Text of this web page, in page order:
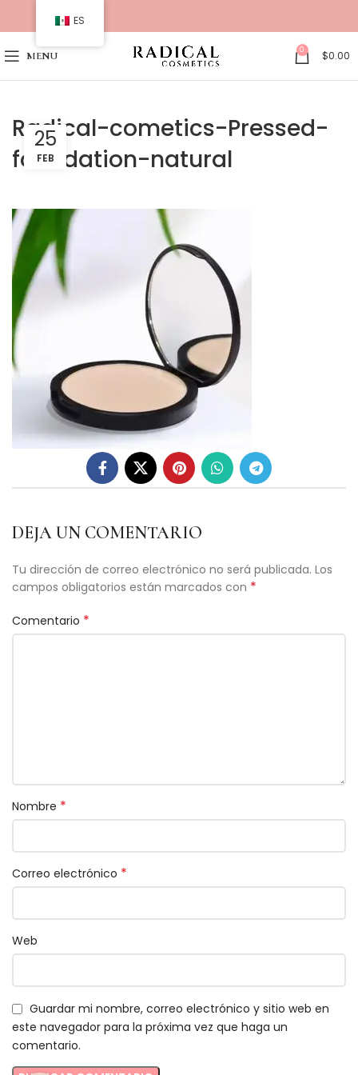
MENU 0 $0.00
Radical-cometics-Pressed-
foundation-natural
25
FEB
DEJA UN COMENTARIO
Tu dirección de correo electrónico no será publicada. Los
campos obligatorios están marcados con *
Comentario *
Nombre *
Correo electrónico *
Web
Guardar mi nombre, correo electrónico y sitio web en
este navegador para la próxima vez que haga un
comentario.
ES